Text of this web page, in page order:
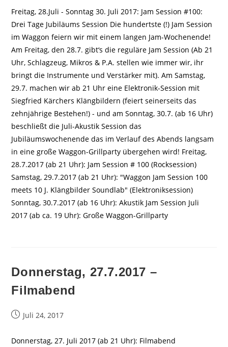
Freitag, 28.Juli - Sonntag 30. Juli 2017: Jam Session #100:
Drei Tage Jubiläums Session Die hundertste (!) Jam Session
im Waggon feiern wir mit einem langen Jam-Wochenende!
Am Freitag, den 28.7. gibt‘s die reguläre Jam Session (Ab 21
Uhr, Schlagzeug, Mikros & P.A. stellen wie immer wir, ihr
bringt die Instrumente und Verstärker mit). Am Samstag,
29.7. machen wir ab 21 Uhr eine Elektronik-Session mit
Siegfried Kärchers Klängbildern (feiert seinerseits das
zehnjährige Bestehen!) - und am Sonntag, 30.7. (ab 16 Uhr)
beschließt die Juli-Akustik Session das
Jubiläumswochenende das im Verlauf des Abends langsam
in eine große Waggon-Grillparty übergehen wird! Freitag,
28.7.2017 (ab 21 Uhr): Jam Session # 100 (Rocksession)
Samstag, 29.7.2017 (ab 21 Uhr): "Waggon Jam Session 100
meets 10 J. Klängbilder Soundlab" (Elektroniksession)
Sonntag, 30.7.2017 (ab 16 Uhr): Akustik Jam Session Juli
2017 (ab ca. 19 Uhr): Große Waggon-Grillparty
Donnerstag, 27.7.2017 –
Filmabend
BeitragJuli 24, 2017
Donnerstag, 27. Juli 2017 (ab 21 Uhr): Filmabend